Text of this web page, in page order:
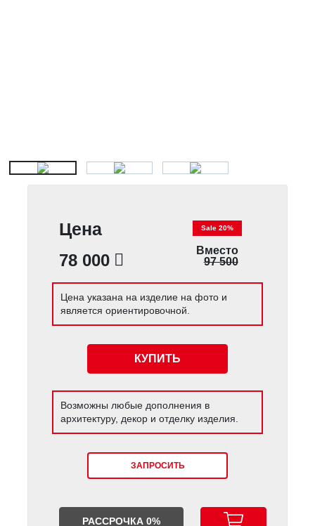
Цена
78 000
Sale 20%
Вместо
97 500
Цена указана на изделие на фото и
является ориентировочной.
КУПИТЬ
Возможны любые дополнения в
архитектуру, декор и отделку изделия.
ЗАПРОСИТЬ
РАССРОЧКА 0%